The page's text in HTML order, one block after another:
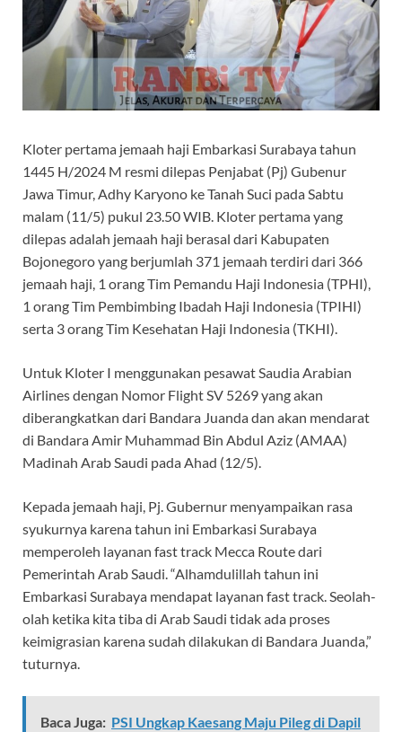
Kloter pertama jemaah haji Embarkasi Surabaya tahun
1445 H/2024 M resmi dilepas Penjabat (Pj) Gubenur
Jawa Timur, Adhy Karyono ke Tanah Suci pada Sabtu
malam (11/5) pukul 23.50 WIB. Kloter pertama yang
dilepas adalah jemaah haji berasal dari Kabupaten
Bojonegoro yang berjumlah 371 jemaah terdiri dari 366
jemaah haji, 1 orang Tim Pemandu Haji Indonesia (TPHI),
1 orang Tim Pembimbing Ibadah Haji Indonesia (TPIHI)
serta 3 orang Tim Kesehatan Haji Indonesia (TKHI).
Untuk Kloter I menggunakan pesawat Saudia Arabian
Airlines dengan Nomor Flight SV 5269 yang akan
diberangkatkan dari Bandara Juanda dan akan mendarat
di Bandara Amir Muhammad Bin Abdul Aziz (AMAA)
Madinah Arab Saudi pada Ahad (12/5).
Kepada jemaah haji, Pj. Gubernur menyampaikan rasa
syukurnya karena tahun ini Embarkasi Surabaya
memperoleh layanan fast track Mecca Route dari
Pemerintah Arab Saudi. “Alhamdulillah tahun ini
Embarkasi Surabaya mendapat layanan fast track. Seolah-
olah ketika kita tiba di Arab Saudi tidak ada proses
keimigrasian karena sudah dilakukan di Bandara Juanda,”
tuturnya.
Baca Juga: PSI Ungkap Kaesang Maju Pileg di Dapil